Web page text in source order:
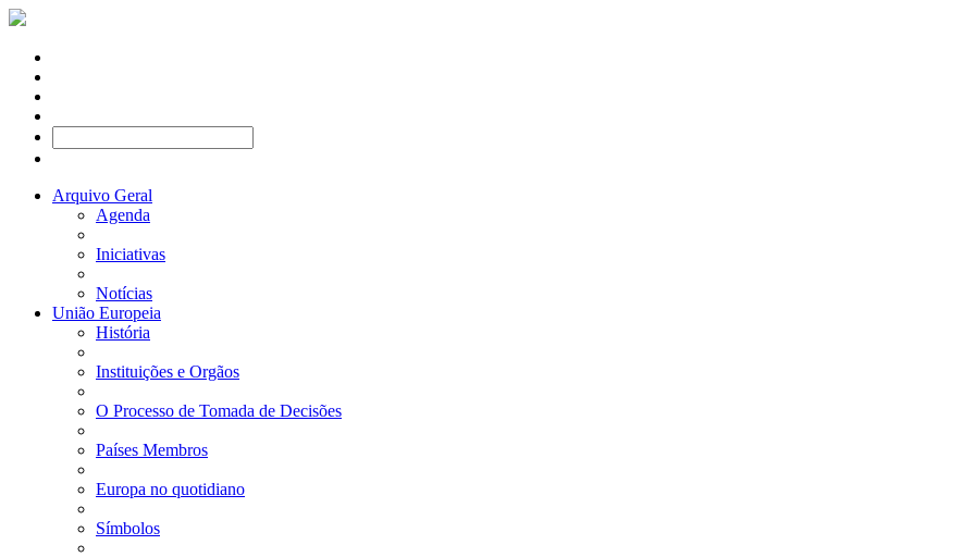
Arquivo Geral
Agenda
Iniciativas
Notícias
União Europeia
História
Instituições e Orgãos
O Processo de Tomada de Decisões
Países Membros
Europa no quotidiano
Símbolos